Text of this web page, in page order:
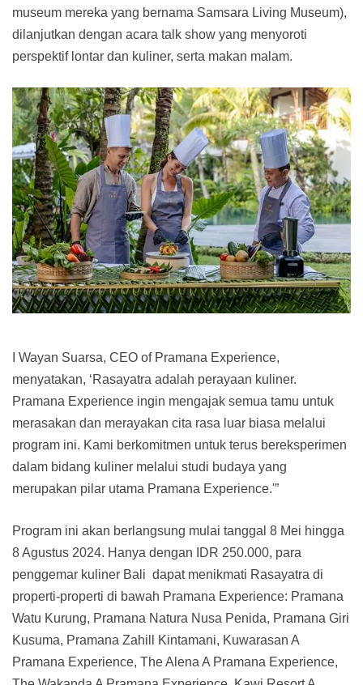
museum mereka yang bernama Samsara Living Museum),
dilanjutkan dengan acara talk show yang menyoroti
perspektif lontar dan kuliner, serta makan malam.
I Wayan Suarsa, CEO of Pramana Experience,
menyatakan, ‘Rasayatra adalah perayaan kuliner.
Pramana Experience ingin mengajak semua tamu untuk
merasakan dan merayakan cita rasa luar biasa melalui
program ini. Kami berkomitmen untuk terus bereksperimen
dalam bidang kuliner melalui studi budaya yang
merupakan pilar utama Pramana Experience.'”
Program ini akan berlangsung mulai tanggal 8 Mei hingga
8 Agustus 2024. Hanya dengan IDR 250.000, para
penggemar kuliner Bali dapat menikmati Rasayatra di
properti-properti di bawah Pramana Experience: Pramana
Watu Kurung, Pramana Natura Nusa Penida, Pramana Giri
Kusuma, Pramana Zahill Kintamani, Kuwarasan A
Pramana Experience, The Alena A Pramana Experience,